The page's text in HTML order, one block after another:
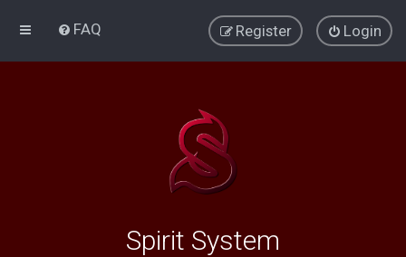
FAQ Login
Register
Spirit System